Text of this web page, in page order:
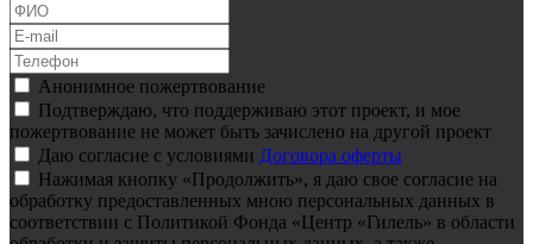
Анонимное пожертвование
Подтверждаю, что поддерживаю этот проект, и мое
пожертвование не может быть зачислено на другой проект
Даю согласие с условиями Договора оферты
Нажимая кнопку «Продолжить», я даю свое согласие на
обработку предоставленных мною персональных данных в
соответствии с Политикой Фонда «Центр «Гилель» в области